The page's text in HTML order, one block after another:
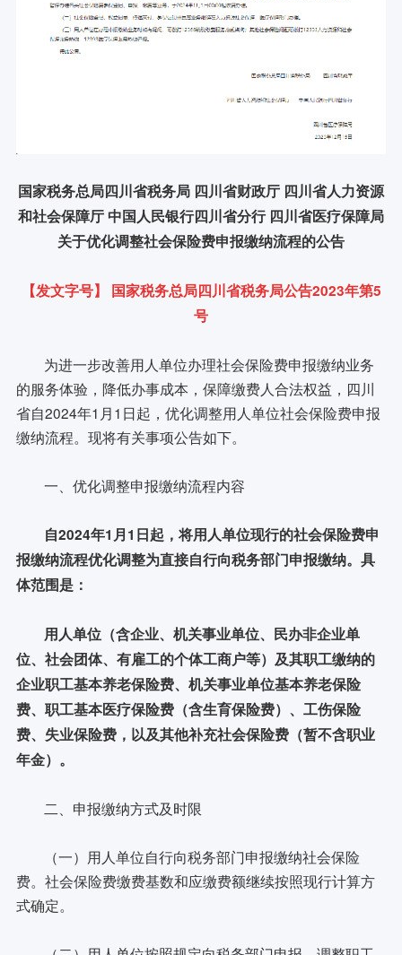
国家税务总局四川省税务局 四川省财政厅 四川省人力资源
和社会保障厅 中国人民银行四川省分行 四川省医疗保障局
关于优化调整社会保险费申报缴纳流程的公告
【发文字号】 国家税务总局四川省税务局公告2023年第5
号
为进一步改善用人单位办理社会保险费申报缴纳业务
的服务体验，降低办事成本，保障缴费人合法权益，四川
省自2024年1月1日起，优化调整用人单位社会保险费申报
缴纳流程。现将有关事项公告如下。
一、优化调整申报缴纳流程内容
自2024年1月1日起，将用人单位现行的社会保险费申
报缴纳流程优化调整为直接自行向税务部门申报缴纳。具
体范围是：
用人单位（含企业、机关事业单位、民办非企业单
位、社会团体、有雇工的个体工商户等）及其职工缴纳的
企业职工基本养老保险费、机关事业单位基本养老保险
费、职工基本医疗保险费（含生育保险费）、工伤保险
费、失业保险费，以及其他补充社会保险费（暂不含职业
年金）。
二、申报缴纳方式及时限
（一）用人单位自行向税务部门申报缴纳社会保险
费。社会保险费缴费基数和应缴费额继续按照现行计算方
式确定。